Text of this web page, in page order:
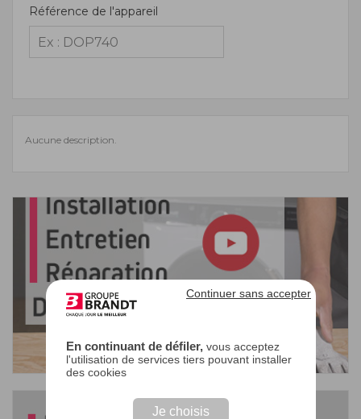
En continuant de défiler,vous acceptez
l'utilisation de services tiers pouvant installer
des cookies
Je choisis
Continuer sans accepter
Référence de l'appareil
Aucune description.